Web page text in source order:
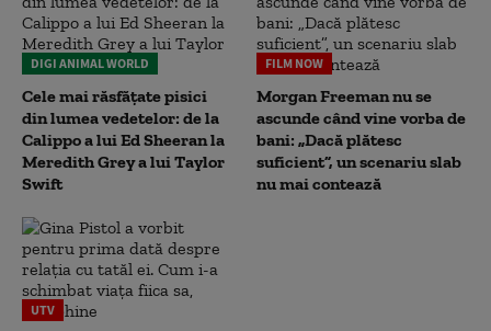
DIGI ANIMAL WORLD
Cele mai răsfățate pisici
din lumea vedetelor: de la
Calippo a lui Ed Sheeran la
Meredith Grey a lui Taylor
Swift
FILM NOW
Morgan Freeman nu se
ascunde când vine vorba de
bani: „Dacă plătesc
suficient”, un scenariu slab
nu mai contează
UTV